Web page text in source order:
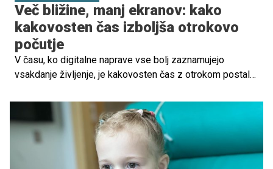
Več bližine, manj ekranov: kako
kakovosten čas izboljša otrokovo
počutje
V času, ko digitalne naprave vse bolj zaznamujejo
vsakdanje življenje, je kakovosten čas z otrokom postal
osredotočena pozornost in skupne izkušnje ustvarjajo
temelje za otrokov čustveni razvoj, občutek varnosti in
zdrav odnos z okolico. Prav v digitalni dobi postaja
zavestno preživljanje časa z otrokom pomembnejše kot